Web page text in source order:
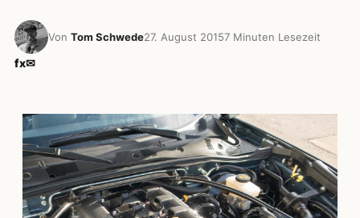
Von Tom Schwede27. August 20157 Minuten Lesezeit
fx✉